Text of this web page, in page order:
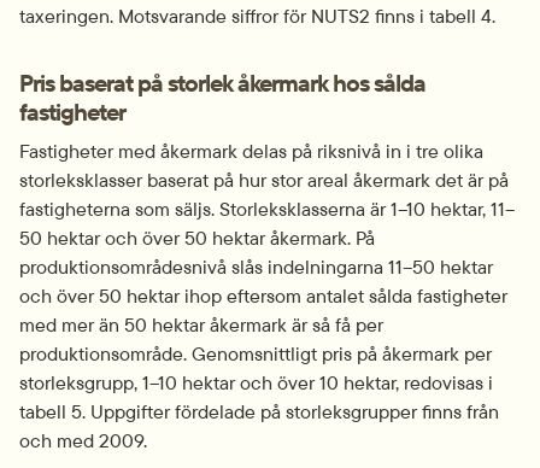
taxeringen. Motsvarande siffror för NUTS2 finns i tabell 4.
Pris baserat på storlek åkermark hos sålda
fastigheter
Fastigheter med åkermark delas på riksnivå in i tre olika
storleksklasser baserat på hur stor areal åkermark det är på
fastigheterna som säljs. Storleksklasserna är 1–10 hektar, 11–
50 hektar och över 50 hektar åkermark. På
produktionsområdesnivå slås indelningarna 11–50 hektar
och över 50 hektar ihop eftersom antalet sålda fastigheter
med mer än 50 hektar åkermark är så få per
produktionsområde. Genomsnittligt pris på åkermark per
storleksgrupp, 1–10 hektar och över 10 hektar, redovisas i
tabell 5. Uppgifter fördelade på storleksgrupper finns från
och med 2009.